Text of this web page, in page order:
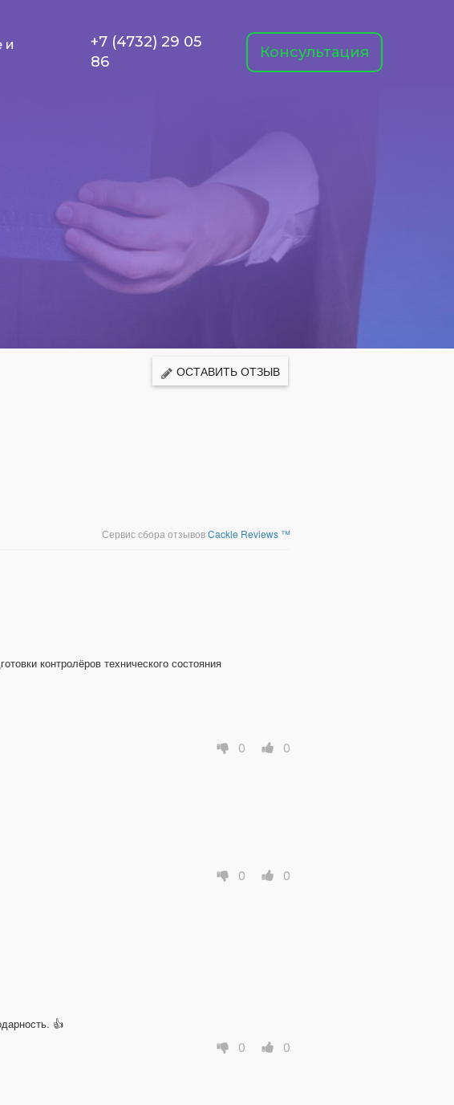
и
+7 (4732) 29 05
86
Консультация
ОСТАВИТЬ ОТЗЫВ
Сервис сбора отзывовCackle Reviews ™
контролёров технического состояния
0 0
0 0
👍
0 0